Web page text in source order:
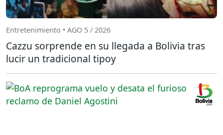
Entretenimiento • AGO 5 / 2026
Cazzu sorprende en su llegada a Bolivia tras
lucir un tradicional tipoy